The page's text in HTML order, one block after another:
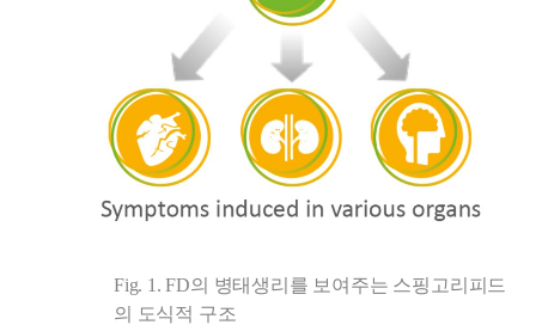
Fig. 1. FD의 병태생리를 보여주는 스핑고리피드
의 도식적 구조